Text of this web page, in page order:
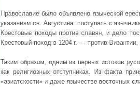
Православие было объявлено языческой
указаниям св. Августина: поступать с
Крестовые походы против славян, и дело
Крестовый поход в 1204 г. — против Византии,
Таким образом, одним из первых истоков
как религиозных отступниках. Из факта
«азиатскости» и даже язычестве восточных